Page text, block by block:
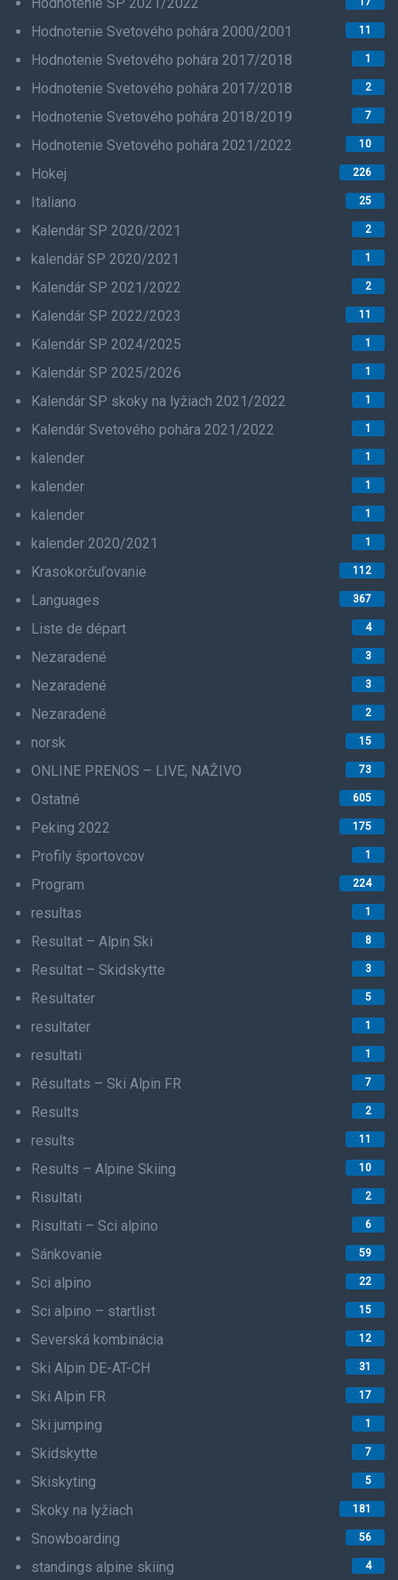
Hodnotenie Svetového pohára 2000/2001 11
Hodnotenie Svetového pohára 2017/2018 1
Hodnotenie Svetového pohára 2017/2018 2
Hodnotenie Svetového pohára 2018/2019 7
Hodnotenie Svetového pohára 2021/2022 10
Hokej 226
Italiano 25
Kalendár SP 2020/2021 2
kalendář SP 2020/2021 1
Kalendár SP 2021/2022 2
Kalendár SP 2022/2023 11
Kalendár SP 2024/2025 1
Kalendár SP 2025/2026 1
Kalendár SP skoky na lyžiach 2021/2022 1
Kalendár Svetového pohára 2021/2022 1
kalender 1
kalender 1
kalender 1
kalender 2020/2021 1
Krasokorčuľovanie 112
Languages 367
Liste de départ 4
Nezaradené 3
Nezaradené 3
Nezaradené 2
norsk 15
ONLINE PRENOS – LIVE, NAŽIVO 73
Ostatné 605
Peking 2022 175
Profily športovcov 1
Program 224
resultas 1
Resultat – Alpin Ski 8
Resultat – Skidskytte 3
Resultater 5
resultater 1
resultati 1
Résultats – Ski Alpin FR 7
Results 2
results 11
Results – Alpine Skiing 10
Risultati 2
Risultati – Sci alpino 6
Sánkovanie 59
Sci alpino 22
Sci alpino – startlist 15
Severská kombinácia 12
Ski Alpin DE-AT-CH 31
Ski Alpin FR 17
Ski jumping 1
Skidskytte 7
Skiskyting 5
Skoky na lyžiach 181
Snowboarding 56
standings alpine skiing 4